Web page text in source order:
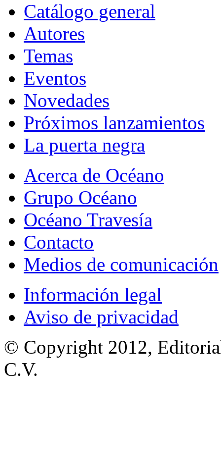
Catálogo general
Autores
Temas
Eventos
Novedades
Próximos lanzamientos
La puerta negra
Acerca de Océano
Grupo Océano
Océano Travesía
Contacto
Medios de comunicación
Información legal
Aviso de privacidad
© Copyright 2012,
C.V.